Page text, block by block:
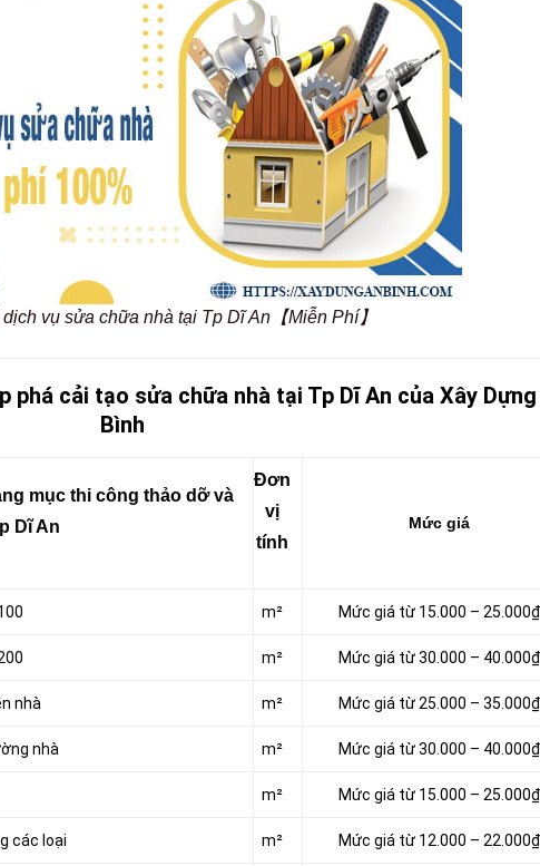
vụ sửa chữa nhà tại Tp Dĩ An【Miễn Phí】
cải tạo sửa chữa nhà tại Tp Dĩ An của Xây
Bình
mục thi công thảo dỡ và
Dĩ An
Đơn
vị
tính
Mức giá
m² Mức giá từ 15.000 – 25.000₫
m² Mức giá từ 30.000 – 40.000₫
nhà m² Mức giá từ 25.000 – 35.000₫
nhà m² Mức giá từ 30.000 – 40.000₫
m² Mức giá từ 15.000 – 25.000₫
các loại m² Mức giá từ 12.000 – 22.000₫